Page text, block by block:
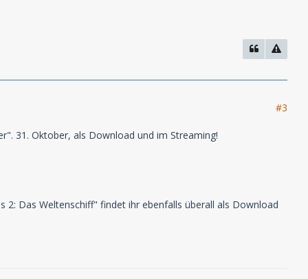
#3
31. Oktober, als Download und im Streaming!
2: Das Weltenschiff" findet ihr ebenfalls überall als Download